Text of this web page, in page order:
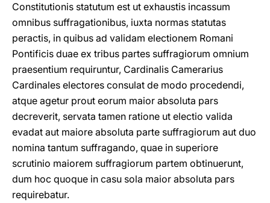
Constitutionis statutum est ut exhaustis incassum
omnibus suffragationibus, iuxta normas statutas
peractis, in quibus ad validam electionem Romani
Pontificis duae ex tribus partes suffragiorum omnium
praesentium requiruntur, Cardinalis Camerarius
Cardinales electores consulat de modo procedendi,
atque agetur prout eorum maior absoluta pars
decreverit, servata tamen ratione ut electio valida
evadat aut maiore absoluta parte suffragiorum aut duo
nomina tantum suffragando, quae in superiore
scrutinio maiorem suffragiorum partem obtinuerunt,
dum hoc quoque in casu sola maior absoluta pars
requirebatur.